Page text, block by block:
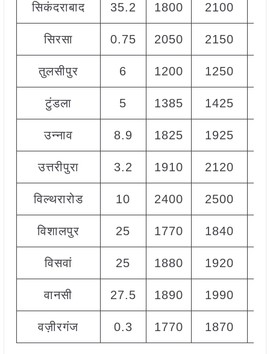
सिकंदराबाद 35.2 1800 2100
सिरसा 0.75 2050 2150
तुलसीपुर 6 1200 1250
टुंडला 5 1385 1425
उन्नाव 8.9 1825 1925
उत्तरीपुरा 3.2 1910 2120
विल्थरारोड 10 2400 2500
विशालपुर 25 1770 1840
विसवां 25 1880 1920
वानसी 27.5 1890 1990
वज़ीरगंज 0.3 1770 1870